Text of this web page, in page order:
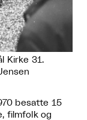
Kirke 31.
besatte 15
filmfolk og